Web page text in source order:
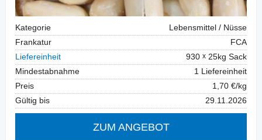
Kategorie
Lebensmittel / Nüsse
Frankatur
FCA
Liefereinheit
930
25kg Sack
Mindestabnahme
1 Liefereinheit
Preis
1,70 €/kg
Gültig bis
29.11.2026
ZUM ANGEBOT